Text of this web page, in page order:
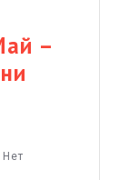
–
Нет